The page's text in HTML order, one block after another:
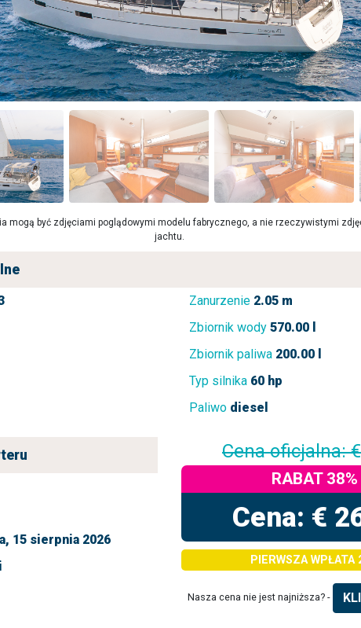
mogą być zdjęciami poglądowymi modelu fabrycznego, a nie rzeczywistymi
jachtu.
Zanurzenie 2.05 m
Zbiornik wody 570.00 l
Zbiornik paliwa 200.00 l
Typ silnika 60 hp
Paliwo diesel
15 sierpnia 2026
Cena oficjalna:
RABAT 38%
Cena: €
PIERWSZA WPŁATA
Nasza cena nie jest najniższa? -